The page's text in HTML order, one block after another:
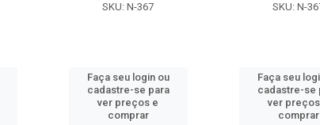
SKU: N-367
Faça seu login ou
cadastre-se para
ver preços e
comprar
SKU: N-
Faça seu
cadastre-se
ver
comprar